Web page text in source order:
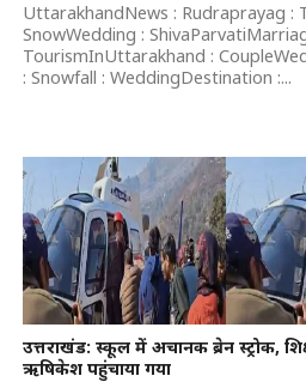
UttarakhandNews : Rudraprayag :
SnowWedding :
TourismInUttarakhand :
: Snowfall : WeddingDestination :...
उत्तराखंड: स्कूल में अचानक ब्रेन स्ट्रोक,
ऋषिकेश पहुंचाया गया